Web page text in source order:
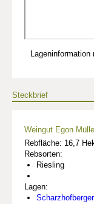
Steckbrief
Weingut Egon
Rebfläche: 16,7
Rebsorten:
Riesling
Lagen:
Scharzhofberger